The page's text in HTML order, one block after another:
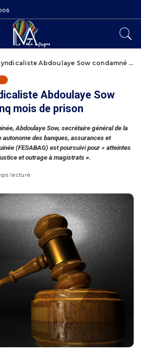
Abdoulaye Sow condamné à cinq mois de prison
Abdoulaye Sow
mois de prison
Abdoulaye Sow, secrétaire général de la
des banques, assurances et
(FESABAG) est poursuivi pour « atteintes
et outrage à magistrats ».
lecture